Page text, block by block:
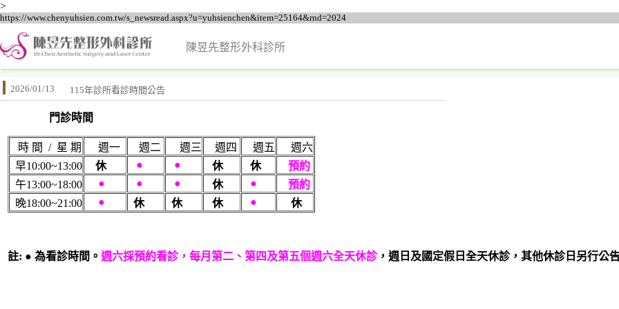
>
https://www.chenyuhsien.com.tw/s_newsread.aspx?u=yuhsienchen&item=25164&rnd=2024
陳昱先整形外科診所
2026/01/13 115年診所看診時間公告
門診時間
時 間 / 星 期 週一 週二 週三 週四 週五
週六
早10:00~13:00
休 ● ● 休 休
預約
午13:00~18:00
● ● ● 休 ●
預約
晚18:00~21:00
● 休 休 休 ● 休
註: ● 為看診時間。 週六採預約看診，每月第二、第四及第五個週六全天休診，週日及國定假日全天休診，其他休診日另行公